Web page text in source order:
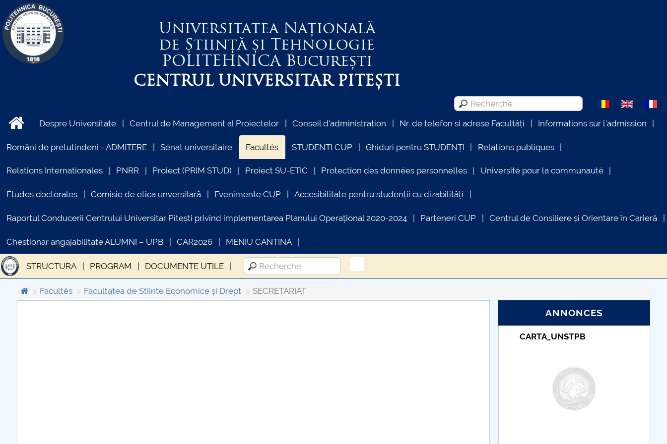
Universitatea Națională
de Știință și Tehnologie
POLITEHNICABucurești
CENTRUL UNIVERSITAR PITEȘTI
Despre Universitate Centrul de Management al Proiectelor Conseil d'administration Nr. de telefon si adrese Facultăți Informations sur l'admission
Români de pretutindeni - ADMITERE Sénat universitaire Facultés STUDENTI CUP Ghiduri pentru STUDENȚI Relations publiques
Relations Internationales PNRR Proiect (PRIM STUD) Proiect SU-ETIC Protection des données personnelles Université pour la communauté
Études doctorales Comisie de etica unversitară Evenimente CUP Accesibilitate pentru studenții cu dizabilități
Raportul Conducerii Centrului Universitar Pitești privind implementarea Planului Operațional 2020-2024 Parteneri CUP Centrul de Consiliere și Orientare în Carieră
Chestionar angajabilitate ALUMNI – UPB CAR2026 MENIU CANTINA
STRUCTURA PROGRAM DOCUMENTE UTILE
Facultés Facultatea de Stiinte Economice și Drept SECRETARIAT
ANNONCES
Taxe de școlarizare